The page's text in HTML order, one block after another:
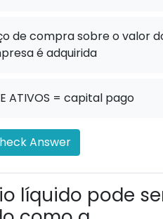
de compra sobre o valor
é adquirida
ATIVOS = capital pago
Answer
líquido pode